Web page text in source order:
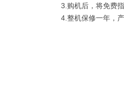
3.购机后，将免费
4.整机保修一年，